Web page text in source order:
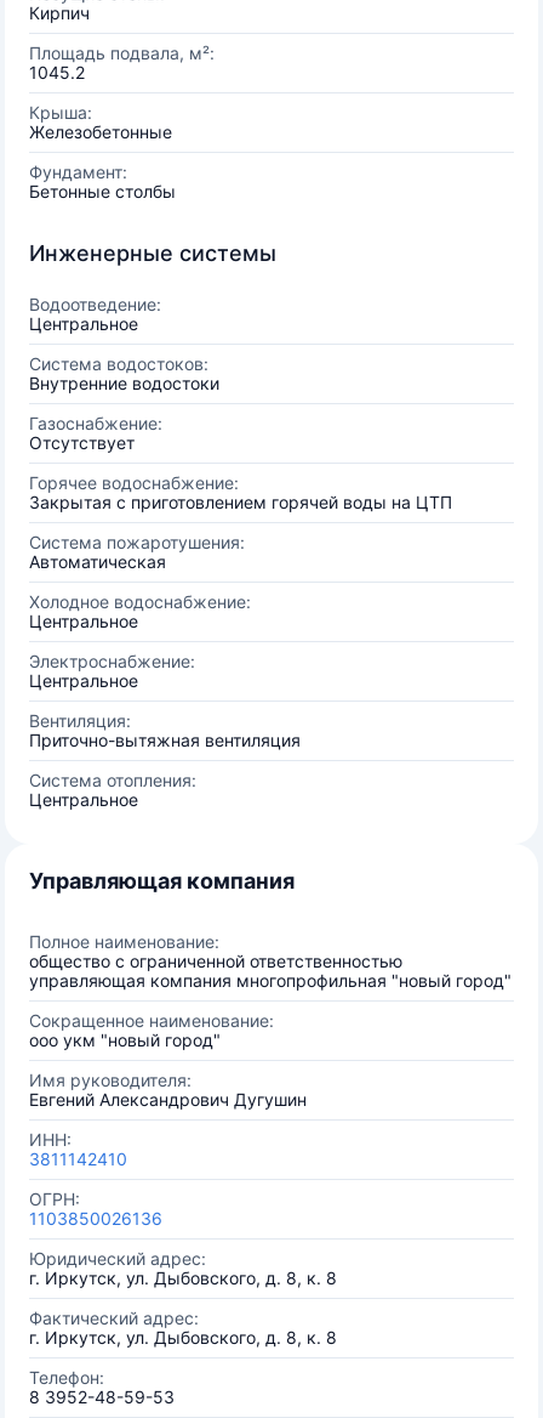
Кирпич
Площадь подвала, м²:
1045.2
Крыша:
Железобетонные
Фундамент:
Бетонные столбы
Инженерные системы
Водоотведение:
Центральное
Система водостоков:
Внутренние водостоки
Газоснабжение:
Отсутствует
Горячее водоснабжение:
Закрытая с приготовлением горячей воды на ЦТП
Система пожаротушения:
Автоматическая
Холодное водоснабжение:
Центральное
Электроснабжение:
Центральное
Вентиляция:
Приточно-вытяжная вентиляция
Система отопления:
Центральное
Управляющая компания
Полное наименование:
общество с ограниченной ответственностью
управляющая компания многопрофильная "новый город"
Сокращенное наименование:
ооо укм "новый город"
Имя руководителя:
Евгений Александрович Дугушин
ИНН:
3811142410
ОГРН:
1103850026136
Юридический адрес:
г. Иркутск, ул. Дыбовского, д. 8, к. 8
Фактический адрес:
г. Иркутск, ул. Дыбовского, д. 8, к. 8
Телефон:
8 3952-48-59-53